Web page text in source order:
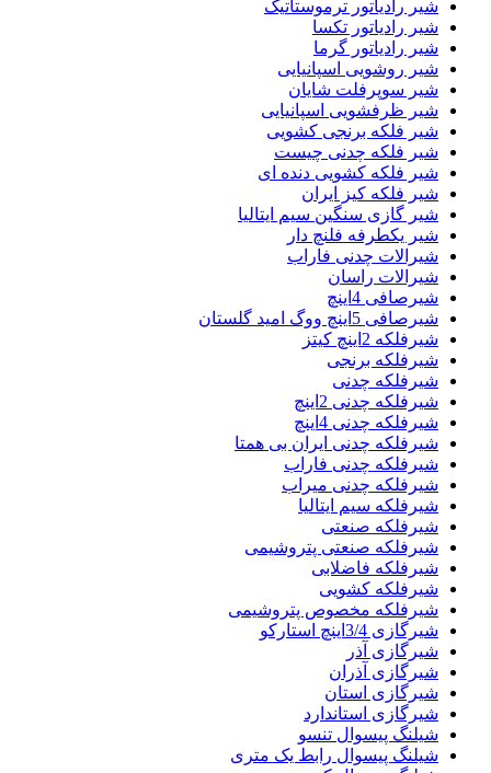
شیر رادیاتور ترموستاتیک
شیر رادیاتور تکسا
شیر رادیاتور گرما
شیر روشویی اسپانیایی
شیر سوپرفلت شایان
شیر ظرفشویی اسپانیایی
شیر فلکه برنجی کشویی
شیر فلکه چدنی چیست
شیر فلکه کشویی دنده ای
شیر فلکه کیز ایران
شیر گازی سنگین سیم ایتالیا
شیر یکطرفه فلنچ دار
شیرالات چدنی فاراب
شیرالات راسان
شیرصافی 4اینچ
شیرصافی 5اینچ ووگ امید گلستان
شیرفلکه 2اینچ کیتز
شیرفلکه برنجی
شیرفلکه چدنی
شیرفلکه چدنی 2اینچ
شیرفلکه چدنی 4اینچ
شیرفلکه چدنی ایران بی همتا
شیرفلکه چدنی فاراب
شیرفلکه چدنی میراب
شیرفلکه سیم ایتالیا
شیرفلکه صنعتی
شیرفلکه صنعتی پتروشیمی
شیرفلکه فاضلابی
شیرفلکه کشویی
شیرفلکه مخصوص پتروشیمی
شیرگازی 3/4اینچ استارکو
شیرگازی آذر
شیرگازی آذران
شیرگازی استان
شیرگازی استاندارد
شیلنگ پیسوال تنسو
شیلنگ پیسوال رابط یک متری